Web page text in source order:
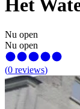
Het
Nu open
Nu open
(0 reviews)